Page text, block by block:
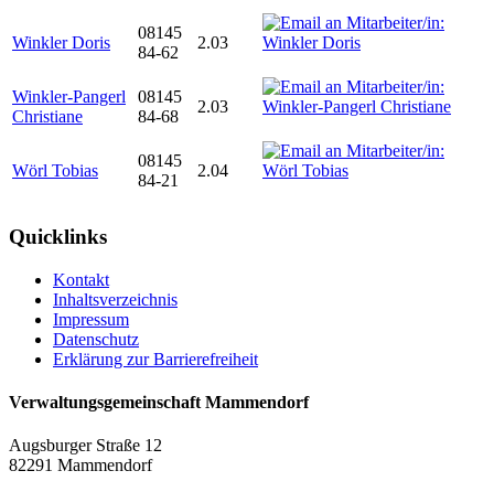
Winkler Doris
08145
84-62
2.03
Winkler-Pangerl
Christiane
08145
84-68
2.03
Wörl Tobias
08145
84-21
2.04
Quicklinks
Kontakt
Inhaltsverzeichnis
Impressum
Datenschutz
Erklärung zur Barrierefreiheit
Verwaltungsgemeinschaft Mammendorf
Augsburger Straße 12
82291 Mammendorf